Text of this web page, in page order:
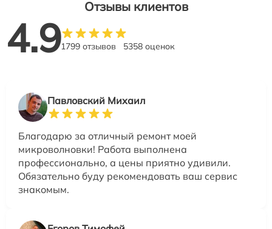
Отзывы клиентов
4.91799 отзывов 5358 оценок
Павловский Михаил
Благодарю за отличный ремонт моей
микроволновки! Работа выполнена
профессионально, а цены приятно удивили.
Обязательно буду рекомендовать ваш сервис
знакомым.